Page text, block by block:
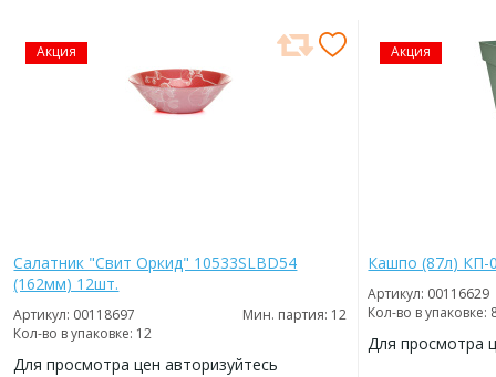
Акция
Салатник "Свит Оркид" 10533SLBD54
(162мм) 12шт.
Артикул: 00118697
Мин. партия: 12
Кол-во в упаковке: 12
Для просмотра цен авторизуйтесь
Акция
Кашпо (87л) КП-
Артикул: 00116629
Кол-во в упаковке:
Для просмотра